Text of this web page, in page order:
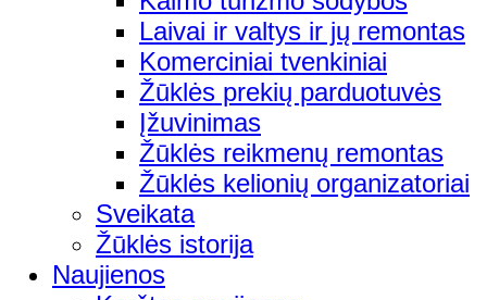
Laivai ir valtys ir jų remontas
Komerciniai tvenkiniai
Žūklės prekių parduotuvės
Įžuvinimas
Žūklės reikmenų remontas
Žūklės kelionių organizatoriai
Sveikata
Žūklės istorija
Naujienos